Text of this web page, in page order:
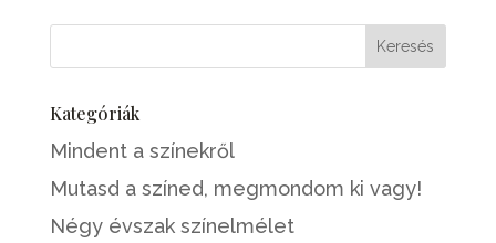
Kategóriák
Mindent a színekről
Mutasd a színed, megmondom ki vagy!
Négy évszak színelmélet